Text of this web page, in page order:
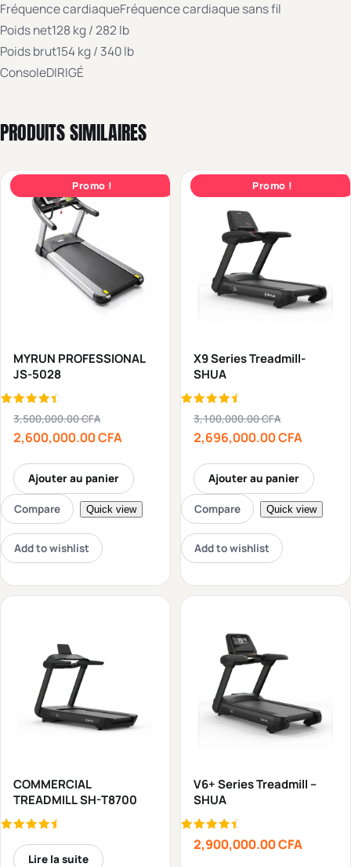
Fréquence cardiaqueFréquence cardiaque sans fil
Poids net128 kg / 282 lb
Poids brut154 kg / 340 lb
ConsoleDIRIGÉ
PRODUITS SIMILAIRES
Promo !
MYRUN PROFESSIONAL
JS-5028
Note
4.75
sur 5
3,500,000.00CFA
2,600,000.00CFA
Ajouter au panier
Compare Quick view
Add to wishlist
Promo !
X9 Series Treadmill-
SHUA
Note
4.80
sur 5
3,100,000.00CFA
2,696,000.00CFA
Ajouter au panier
Compare Quick view
Add to wishlist
COMMERCIAL
TREADMILL SH-T8700
4.79
sur 5Lire la suite
V6+ Series Treadmill –
SHUA
Note
4.752,900,000.00CFA